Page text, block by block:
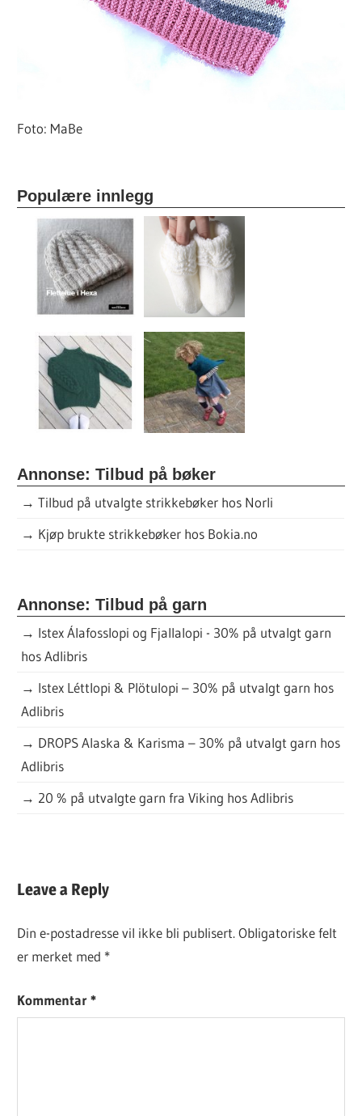
Foto: MaBe
Populære innlegg
Annonse: Tilbud på bøker
→Tilbud på utvalgte strikkebøker hos Norli
→ Kjøp brukte strikkebøker hos Bokia.no
Annonse: Tilbud på garn
→ Istex Álafosslopi og Fjallalopi - 30% på utvalgt garn
hos Adlibris
→ Istex Léttlopi & Plötulopi – 30% på utvalgt garn hos
Adlibris
→ DROPS Alaska & Karisma – 30% på utvalgt garn hos
Adlibris
→ 20 % på utvalgte garn fra Viking hos Adlibris
KJØPEOPPSKRIFT
Leave a Reply
Din e-postadresse vil ikke bli publisert. Obligatoriske felt
er merket med *
Kommentar*